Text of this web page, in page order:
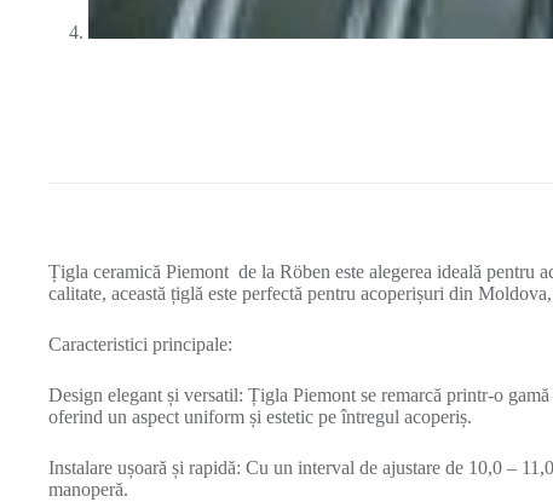
Țigla ceramică Piemont de la Röben este alegerea ideală pentru
calitate, această țiglă este perfectă pentru acoperișuri din
Caracteristici principale:
Design elegant și versatil: Țigla Piemont se remarcă printr-o
oferind un aspect uniform și estetic pe întregul acoperiș.
Instalare ușoară și rapidă: Cu un interval de ajustare de 10,0 –
manoperă.